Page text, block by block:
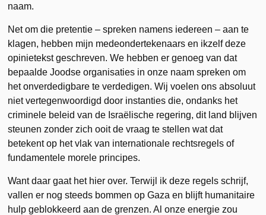
naam.
Net om die pretentie – spreken namens iedereen – aan te
klagen, hebben mijn medeondertekenaars en ikzelf deze
opinietekst geschreven. We hebben er genoeg van dat
bepaalde Joodse organisaties in onze naam spreken om
het onverdedigbare te verdedigen. Wij voelen ons absoluut
niet vertegenwoordigd door instanties die, ondanks het
criminele beleid van de Israëlische regering, dit land blijven
steunen zonder zich ooit de vraag te stellen wat dat
betekent op het vlak van internationale rechtsregels of
fundamentele morele principes.
Want daar gaat het hier over. Terwijl ik deze regels schrijf,
vallen er nog steeds bommen op Gaza en blijft humanitaire
hulp geblokkeerd aan de grenzen. Al onze energie zou